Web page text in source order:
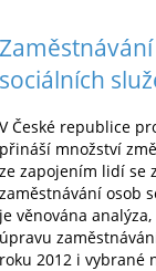
sociálních
V České republice
přináší množství
ze zapojením lidí se
zaměstnávání osob
je věnována
úpravu
roku 2012 i vybrané